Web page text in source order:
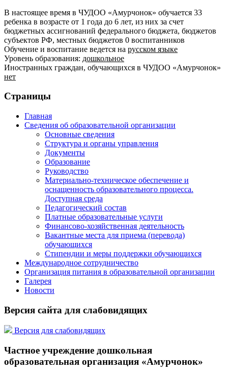
В настоящее время в ЧУДОО «Амурчонок» обучается 33
ребенка в возрасте от 1 года до 6 лет, из них за счет
бюджетных ассигнований федерального бюджета, бюджетов
субъектов РФ, местных бюджетов 0 воспитанников
Обучение и воспитание ведется на русском языке
Уровень образования: дошкольное
Иностранных граждан, обучающихся в ЧУДОО «Амурчонок»
нет
Страницы
Главная
Сведения об образовательной организации
Основные сведения
Структура и органы управления
Документы
Образование
Руководство
Материально-техническое обеспечение и
оснащенность образовательного процесса.
Доступная среда
Педагогический состав
Платные образовательные услуги
Финансово-хозяйственная деятельность
Вакантные места для приема (перевода)
обучающихся
Стипендии и меры поддержки обучающихся
Международное сотрудничество
Организация питания в образовательной организации
Галерея
Новости
Версия сайта для слабовидящих
Версия для слабовидящих
Частное учреждение дошкольная
образовательная организация «Амурчонок»